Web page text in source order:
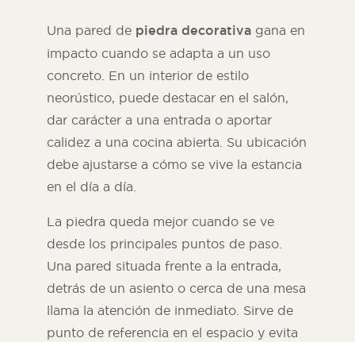
Una pared de piedra decorativa gana en
impacto cuando se adapta a un uso
concreto. En un interior de estilo
neorústico, puede destacar en el salón,
dar carácter a una entrada o aportar
calidez a una cocina abierta. Su ubicación
debe ajustarse a cómo se vive la estancia
en el día a día.
La piedra queda mejor cuando se ve
desde los principales puntos de paso.
Una pared situada frente a la entrada,
detrás de un asiento o cerca de una mesa
llama la atención de inmediato. Sirve de
punto de referencia en el espacio y evita